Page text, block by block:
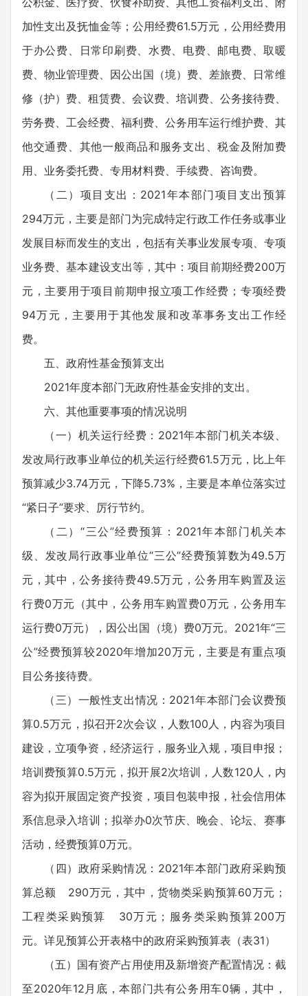
加性支出及抚恤金等；公用经费61.5万元，公用经费用
于办公费、日常印刷费、水费、电费、邮电费、取暖
费、物业管理费、因公出国（境）费、差旅费、日常维
修（护）费、租赁费、会议费、培训费、公务接待费、
劳务费、工会经费、福利费、公务用车运行维护费、其
他交通费、其他一般商品和服务支出、税金及附加费
用、业务委托费、专用材料费、手续费、咨询费。
（二）项目支出：2021年本部门项目支出预算
294万元，主要是部门为完成特定行政工作任务或事业
发展目标而发生的支出，包括有关事业发展专项、专项
业务费、基本建设支出等，其中：项目前期经费200万
元，主要用于项目前期申报立项工作经费；专项经费
94万元，主要用于其他发展和改革事务支出工作经
费。
五、政府性基金预算支出
2021年度本部门无政府性基金安排的支出。
六、其他重要事项的情况说明
（一）机关运行经费：2021年本部门机关本级、
发改局行政事业单位的机关运行经费61.5万元，比上年
预算减少3.74万元，下降5.73%，主要是本单位落实过
“紧日子”要求、厉行节约。
（二）“三公”经费预算：2021年本部门机关本
级、发改局行政事业单位“三公”经费预算数为49.5万
元，其中，公务接待费49.5万元，公务用车购置及运
行费0万元（其中，公务用车购置费0万元，公务用车
运行费0万元），因公出国（境）费0万元。2021年“三
公”经费预算较2020年增加20万元，主要是有重点项
目公务接待费。
（三）一般性支出情况：2021年本部门会议费预
算0.5万元，拟召开2次会议，人数100人，内容为项目
建设，立项争资，经济运行，服务业入规，项目申报；
培训费预算0.5万元，拟开展2次培训，人数120人，内
容为拟开展固定资产投资，项目包装申报，社会信用体
系信息录入培训；拟举办0次节庆、晚会、论坛、赛事
活动，经费预算0万元。
（四）政府采购情况：2021年本部门政府采购预
算总额 290万元，其中，货物类采购预算60万元；
工程类采购预算 30万元；服务类采购预算200万
元。详见预算公开表格中的政府采购预算表（表31）
（五）国有资产占用使用及新增资产配置情况：截
至2020年12月底，本部门共有公务用车0辆，其中，